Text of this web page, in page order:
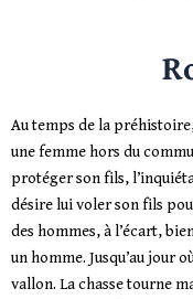
Au temps de la
une femme hors du
protéger son fils,
désire lui voler son fils
des hommes, à l’écart,
un homme. Jusqu’au jour
vallon. La chasse tourne